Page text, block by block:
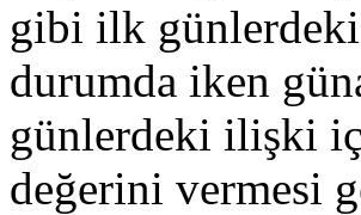
gibi ilk
durumda iken
günlerdeki ilişki
değerini vermesi